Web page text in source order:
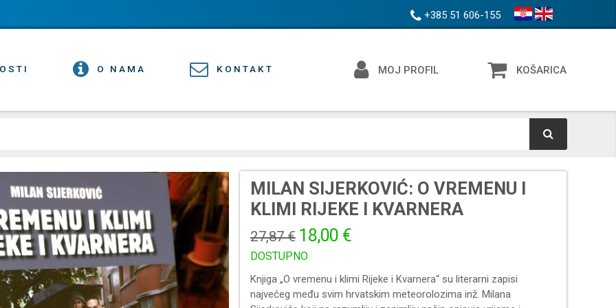
+385 51 606-155
O NAMA KONTAKT MOJ PROFIL KOŠARICA
MILAN SIJERKOVIĆ: O VREMENU I
KLIMI RIJEKE I KVARNERA
27,87 € 18,00 €
DOSTUPNO
Knjiga „O vremenu i klimi Rijeke i Kvarnera“ su literarni zapisi
najvećeg među svim hrvatskim meteorolozima inž. Milana